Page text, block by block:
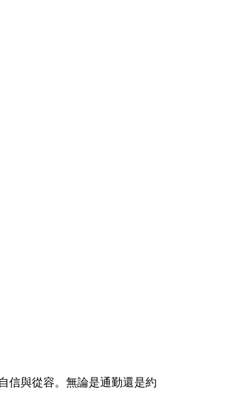
信與從容。無論是通勤還是約